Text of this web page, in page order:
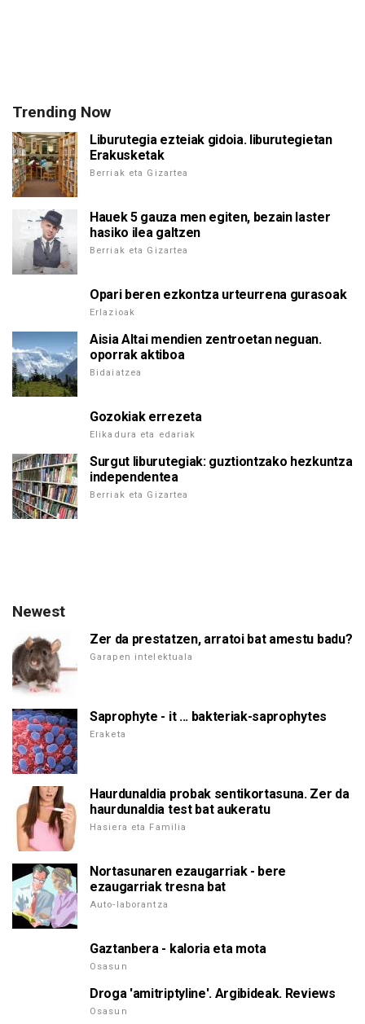
Trending Now
Liburutegia ezteiak gidoia. liburutegietan
Erakusketak
Berriak eta Gizartea
Hauek 5 gauza men egiten, bezain laster
hasiko ilea galtzen
Berriak eta Gizartea
Opari beren ezkontza urteurrena gurasoak
Erlazioak
Aisia Altai mendien zentroetan neguan.
oporrak aktiboa
Bidaiatzea
Gozokiak errezeta
Elikadura eta edariak
Surgut liburutegiak: guztiontzako hezkuntza
independentea
Berriak eta Gizartea
Newest
Zer da prestatzen, arratoi bat amestu badu?
Garapen intelektuala
Saprophyte - it ... bakteriak-saprophytes
Eraketa
Haurdunaldia probak sentikortasuna. Zer da
haurdunaldia test bat aukeratu
Hasiera eta Familia
Nortasunaren ezaugarriak - bere
ezaugarriak tresna bat
Auto-laborantza
Gaztanbera - kaloria eta mota
Osasun
Droga 'amitriptyline'. Argibideak. Reviews
Osasun